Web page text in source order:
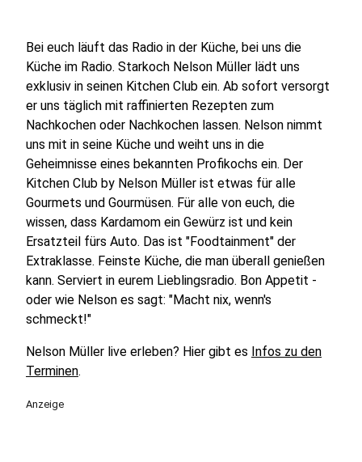
Bei euch läuft das Radio in der Küche, bei uns die
Küche im Radio. Starkoch Nelson Müller lädt uns
exklusiv in seinen Kitchen Club ein. Ab sofort versorgt
er uns täglich mit raffinierten Rezepten zum
Nachkochen oder Nachkochen lassen. Nelson nimmt
uns mit in seine Küche und weiht uns in die
Geheimnisse eines bekannten Profikochs ein. Der
Kitchen Club by Nelson Müller ist etwas für alle
Gourmets und Gourmüsen. Für alle von euch, die
wissen, dass Kardamom ein Gewürz ist und kein
Ersatzteil fürs Auto. Das ist "Foodtainment" der
Extraklasse. Feinste Küche, die man überall genießen
kann. Serviert in eurem Lieblingsradio. Bon Appetit -
oder wie Nelson es sagt: "Macht nix, wenn's
schmeckt!"
Nelson Müller live erleben? Hier gibt es Infos zu den
Terminen.
Anzeige